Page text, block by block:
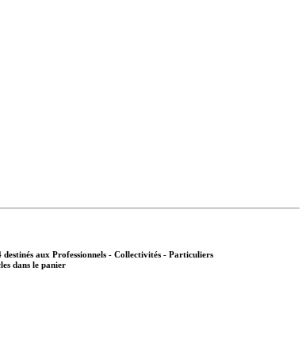
aux Professionnels - Collectivités - Particuliers
dans le panier